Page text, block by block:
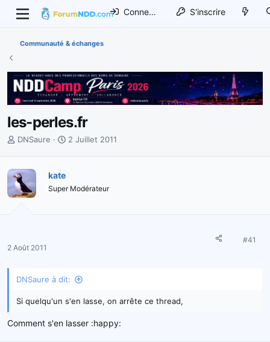
Connexion S'inscrire
Communauté & échanges
les-perles.fr
I
t
i
a
r
l
d
DNSaure
D
d
2 Juillet 2011
kate
Super Modérateur
2 Août 2011
#41
DNSaure à dit:
Si quelqu'un s'en lasse, on arrête ce thread,
Comment s'en lasser :happy: